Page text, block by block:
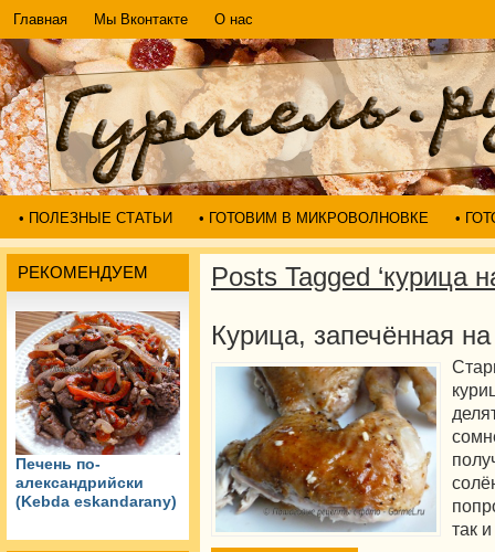
Главная Мы Вконтакте О нас
• ПОЛЕЗНЫЕ СТАТЬИ • ГОТОВИМ В МИКРОВОЛНОВКЕ •
РЕКОМЕНДУЕМ
Печень по-
александрийски
(Kebda eskandarany)
Posts Tagged ‘курица
Курица, запечённая
так